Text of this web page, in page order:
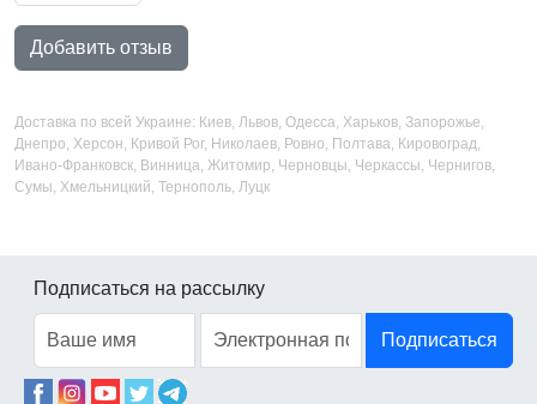
Добавить отзыв
Доставка по всей Украине: Киев, Львов, Одесса, Харьков, Запорожье,
Днепро, Херсон, Кривой Рог, Николаев, Ровно, Полтава, Кировоград,
Ивано-Франковск, Винница, Житомир, Черновцы, Черкассы, Чернигов,
Сумы, Хмельницкий, Тернополь, Луцк
Подписаться на рассылку
Подписаться